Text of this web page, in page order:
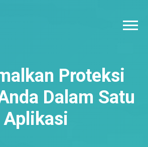
Proteksi
Dalam Satu
Aplikasi